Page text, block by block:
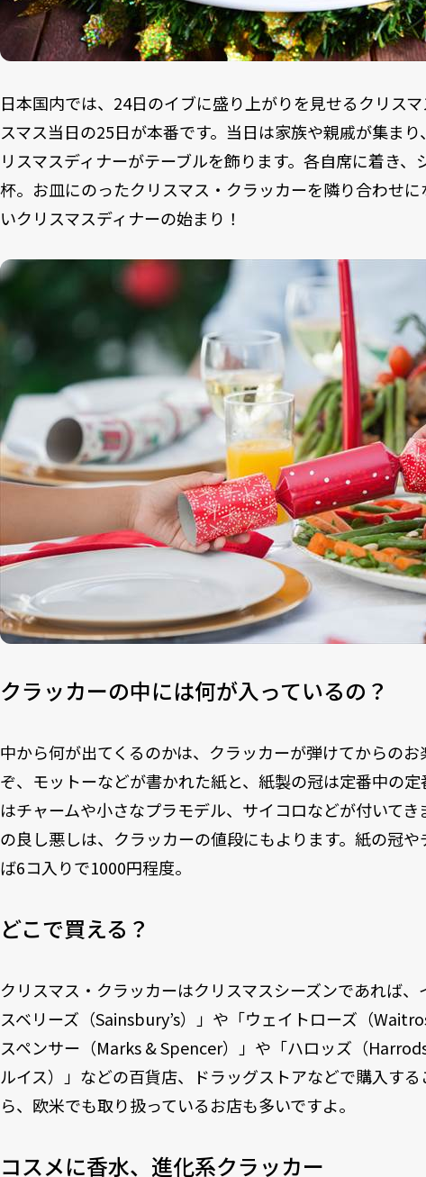
日本国内では、24日のイブに盛り上がりを見せるクリス
スマス当日の25日が本番です。当日は家族や親戚が集ま
リスマスディナーがテーブルを飾ります。各自席に着き
杯。お皿にのったクリスマス・クラッカーを隣り合わせ
いクリスマスディナーの始まり！
クラッカーの中には何が入っているの？
中から何が出てくるのかは、クラッカーが弾けてからの
ぞ、モットーなどが書かれた紙と、紙製の冠は定番中の
はチャームや小さなプラモデル、サイコロなどが付いて
の良し悪しは、クラッカーの値段にもよります。紙の冠
ば6コ入りで1000円程度。
どこで買える？
クリスマス・クラッカーはクリスマスシーズンであれば
スベリーズ（Sainsbury’s）」や「ウェイトローズ（
スペンサー（Marks & Spencer）」や「ハロッズ（
ルイス）」などの百貨店、ドラッグストアなどで購入す
ら、欧米でも取り扱っているお店も多いですよ。
コスメに香水、進化系クラッカー